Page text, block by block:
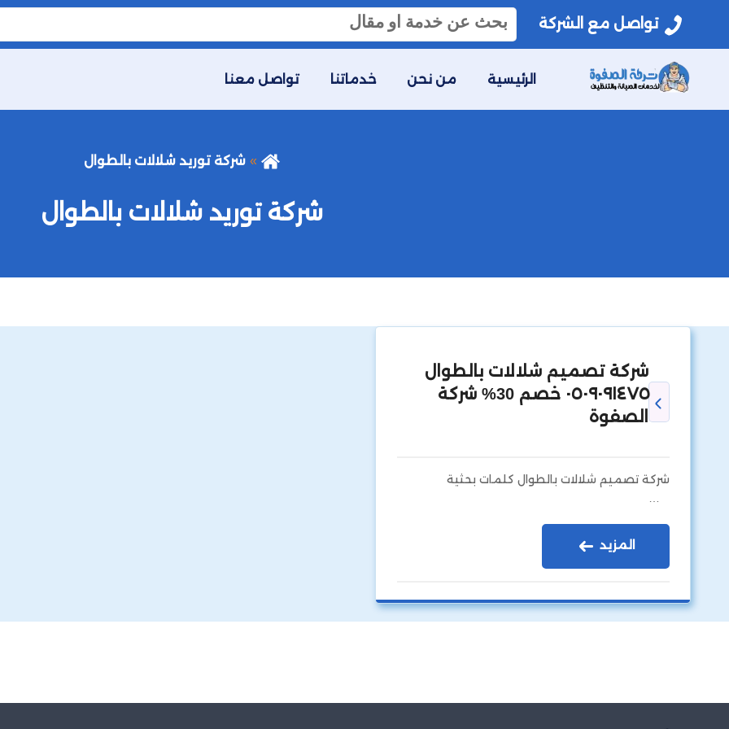
تواصل مع الشركة
البحث
عن:
الرئيسية من نحن خدماتنا تواصل معنا
شركة توريد شلالات بالطوال
شركة توريد شلالات بالطوال
شركة تصميم شلالات بالطوال
٠٥٠٩٠٩١٤٧٥ خصم 30% شركة
الصفوة
شركة تصميم شلالات بالطوال كلمات بحثية
…
المزيد